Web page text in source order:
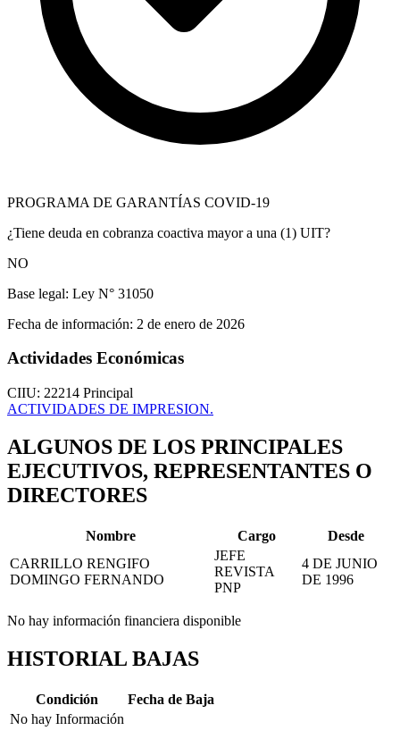
PROGRAMA DE GARANTÍAS COVID-19
¿Tiene deuda en cobranza coactiva mayor a una (1) UIT?
NO
Base legal: Ley N° 31050
Fecha de información: 2 de enero de 2026
Actividades Económicas
CIIU: 22214 Principal
ACTIVIDADES DE IMPRESION.
ALGUNOS DE LOS PRINCIPALES
EJECUTIVOS, REPRESENTANTES O
DIRECTORES
Nombre Cargo
Desde
CARRILLO RENGIFO
DOMINGO FERNANDO
JEFE
REVISTA
PNP
4 DE JUNIO
DE 1996
No hay información financiera disponible
HISTORIAL BAJAS
Condición
Fecha de Baja
No hay Información